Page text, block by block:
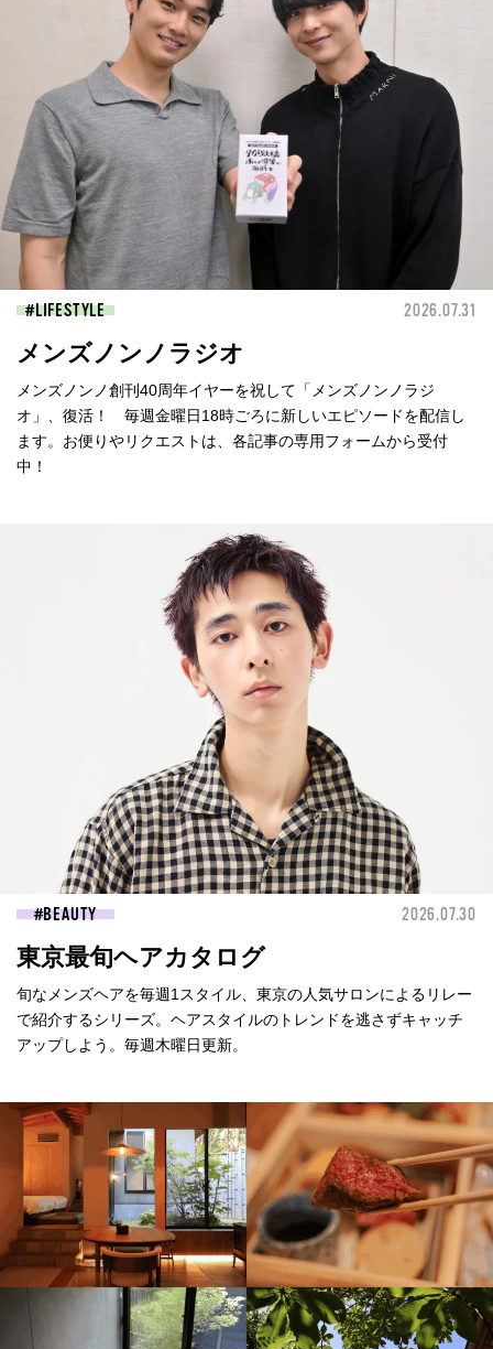
LIFESTYLE 2026.07.31
メンズノンノラジオ
メンズノンノ創刊40周年イヤーを祝して「メンズノンノラジ
オ」、復活！ 毎週金曜日18時ごろに新しいエピソードを配信し
ます。お便りやリクエストは、各記事の専用フォームから受付
中！
BEAUTY 2026.07.30
東京最旬ヘアカタログ
旬なメンズヘアを毎週1スタイル、東京の人気サロンによるリレー
で紹介するシリーズ。ヘアスタイルのトレンドを逃さずキャッチ
アップしよう。毎週木曜日更新。